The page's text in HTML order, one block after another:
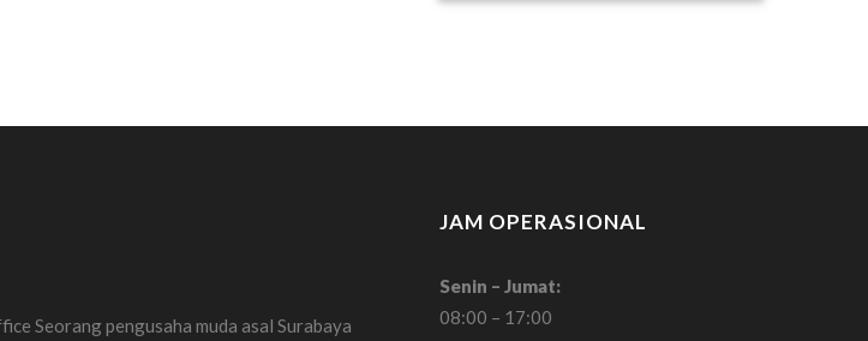
Seorang pengusaha muda asal Surabaya
JAM OPERASIONAL
Senin – Jumat:
08:00 – 17:00